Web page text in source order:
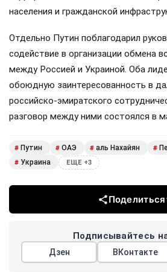
населения и гражданской
Отдельно Путин поблагодарил
содействие в организации обмена
между Россией и Украиной. Оба
обоюдную заинтересованность в
российско-эмиратского
разговор между ними состоялся в
# Путин # ОАЭ # аль Нахайян #
# Украина ЕЩЕ +3
Поделиться
Подписывайтесь
Дзен ВКонтакте